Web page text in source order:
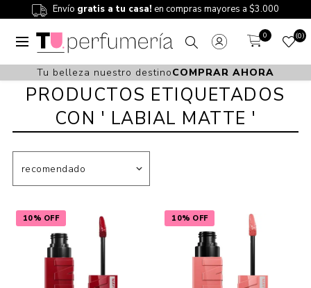
Envío gratis a tu casa! en compras mayores a $3.000
0 0
Tu belleza nuestro destinoCOMPRAR AHORA
PRODUCTOS ETIQUETADOS
CON ' LABIAL MATTE '
10% OFF 10% OFF